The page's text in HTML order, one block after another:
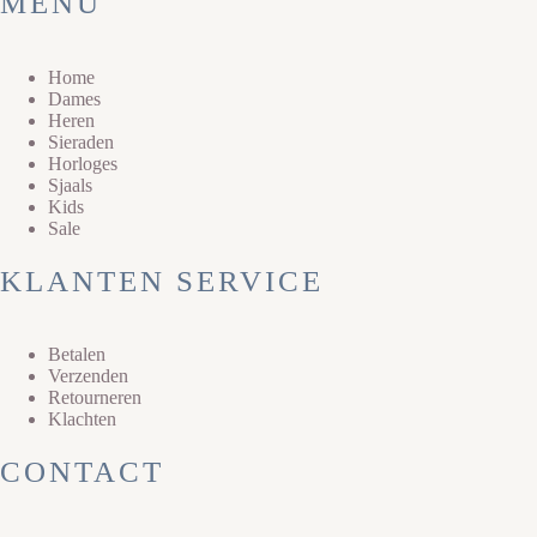
Home
Dames
Heren
Sieraden
Horloges
Sjaals
Kids
Sale
KLANTEN SERVICE
Betalen
Verzenden
Retourneren
Klachten
CONTACT